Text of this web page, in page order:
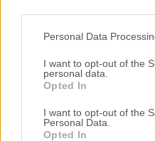
services and may gather
not limited to your visit or
grant or deny consent to
use your data for below
consent section.
Personal Data
I want to opt-out of the
personal data.
Opted In
I want to opt-out of the
Personal Data.
Opted In
Αγγέλου